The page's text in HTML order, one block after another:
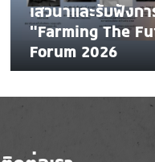
เสวนาและรับฟังก
"Farming The
Forum 2026